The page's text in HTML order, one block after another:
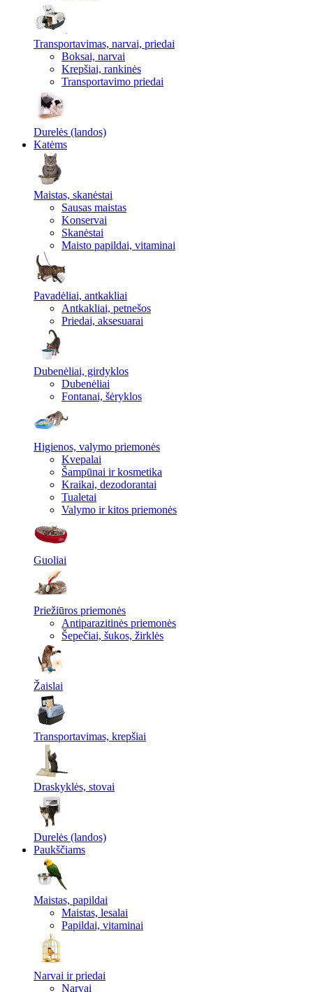
Transportavimas, narvai, priedai
Boksai, narvai
Krepšiai, rankinės
Transportavimo priedai
Durelės (landos)
Katėms
Maistas, skanėstai
Sausas maistas
Konservai
Skanėstai
Maisto papildai, vitaminai
Pavadėliai, antkakliai
Antkakliai, petnešos
Priedai, aksesuarai
Dubenėliai, girdyklos
Dubenėliai
Fontanai, šėryklos
Higienos, valymo priemonės
Kvepalai
Šampūnai ir kosmetika
Kraikai, dezodorantai
Tualetai
Valymo ir kitos priemonės
Guoliai
Priežiūros priemonės
Antiparazitinės priemonės
Šepečiai, šukos, žirklės
Žaislai
Transportavimas, krepšiai
Draskyklės, stovai
Durelės (landos)
Paukščiams
Maistas, papildai
Maistas, lesalai
Papildai, vitaminai
Narvai ir priedai
Narvai